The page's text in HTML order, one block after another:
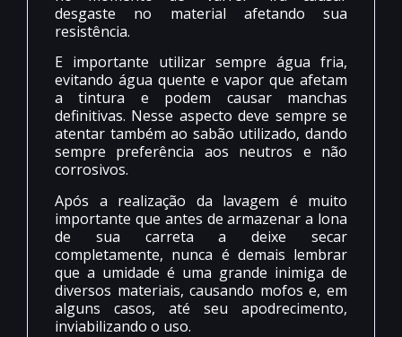
desgaste no material afetando sua
resistência.
E importante utilizar sempre água fria,
evitando água quente e vapor que afetam
a tintura e podem causar manchas
definitivas. Nesse aspecto deve sempre se
atentar também ao sabão utilizado, dando
sempre preferência aos neutros e não
corrosivos.
Após a realização da lavagem é muito
importante que antes de armazenar a lona
de sua carreta a deixe secar
completamente, nunca é demais lembrar
que a umidade é uma grande inimiga de
diversos materiais, causando mofos e, em
alguns casos, até seu apodrecimento,
inviabilizando o uso.